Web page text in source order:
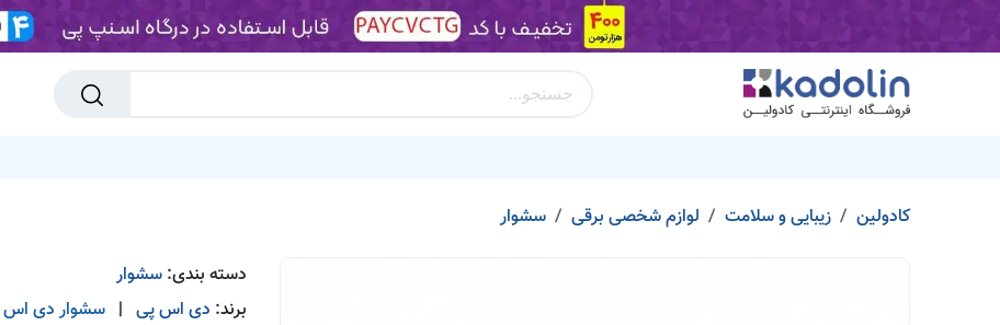
کادولین زیبایی و سلامت لوازم شخصی برقی سشوار
دسته بندی: سشوار
برند: دی اس پی | سشواردی اس